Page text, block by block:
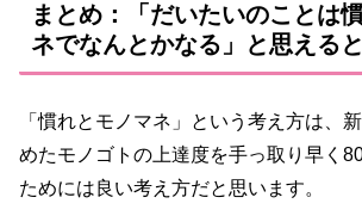
まとめ：「だいたいのことは
ネでなんとかなる」と思える
「慣れとモノマネ」という考え方は、
めたモノゴトの上達度を手っ取り早く
ためには良い考え方だと思います。